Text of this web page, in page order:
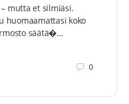
mutta et silmiäsi.
huomaamattasi koko
säätä�…
0